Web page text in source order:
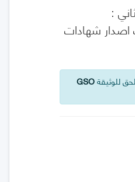
:
اصدار شهادات
للوثيقةGSO